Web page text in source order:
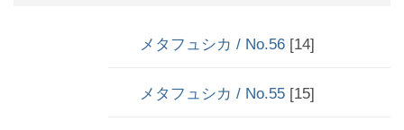
メタフュシカ / No.56 [14]
メタフュシカ / No.55 [15]